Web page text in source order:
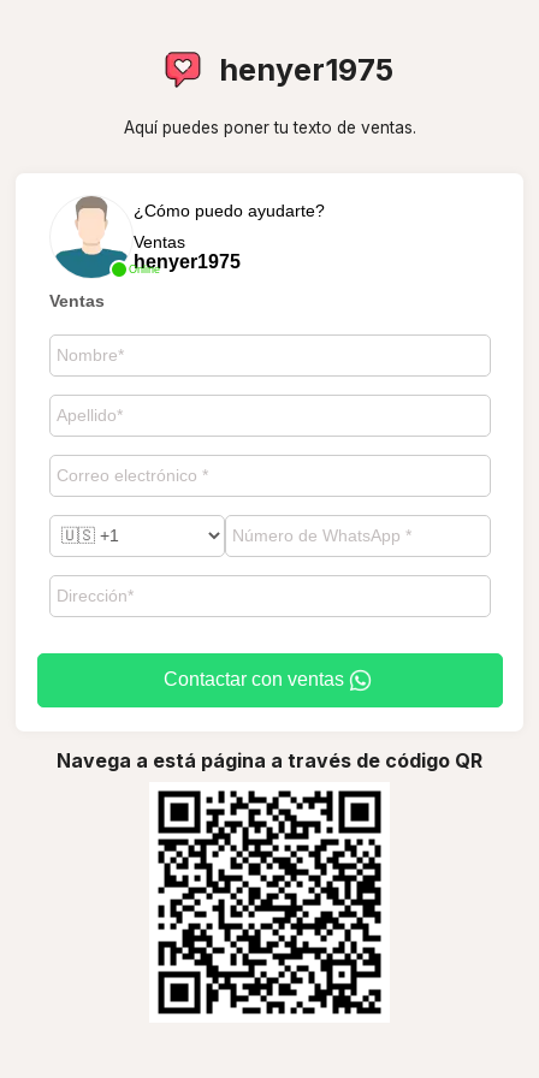
henyer1975
Aquí puedes poner tu texto de ventas.
Online
¿Cómo puedo ayudarte?
Ventas
henyer1975
Ventas
Contactar con ventas
Navega a está página a través de código QR